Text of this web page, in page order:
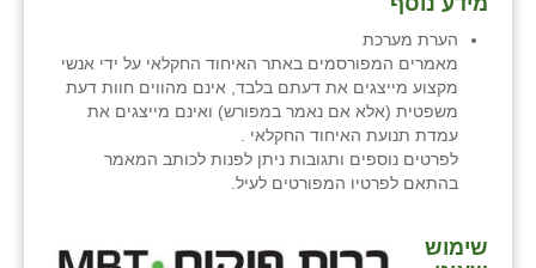
הערת מערכת
מאמרים המפורסמים באתר האיחוד החקלאי על ידי אנשי
מקצוע מייצגים את דעתם בלבד, אינם מהווים חוות דעת
משפטית (אלא אם נאמר במפורש) ואינם מייצגים את
עמדת תנועת האיחוד החקלאי .
לפרטים נוספים ותגובות ניתן לפנות לכותב המאמר
בהתאם לפרטיו המפורטים לעיל.
שימוש